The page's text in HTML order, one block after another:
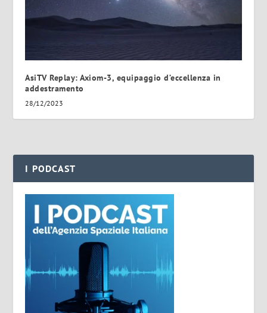
AsiTV Replay: Axiom-3, equipaggio d’eccellenza in
addestramento
28/12/2023
I PODCAST